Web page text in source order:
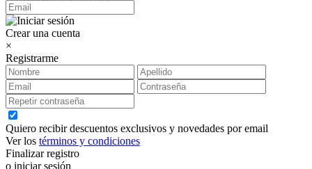
Crear una cuenta
×
Registrarme
Quiero recibir descuentos exclusivos y novedades por email
Ver los términos y condiciones
Finalizar registro
o iniciar sesión